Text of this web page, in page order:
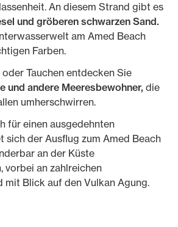
An diesem Strand gibt es
und gröberen schwarzen Sand.
am Amed Beach
Farben.
Tauchen entdecken Sie
und andere Meeresbewohner, die
umherschwirren.
für einen ausgedehnten
sich der Ausflug zum Amed Beach
an der Küste
vorbei an zahlreichen
mit Blick auf den Vulkan Agung.